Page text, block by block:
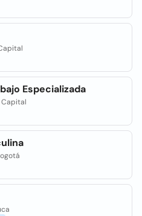
Especializada
Capital